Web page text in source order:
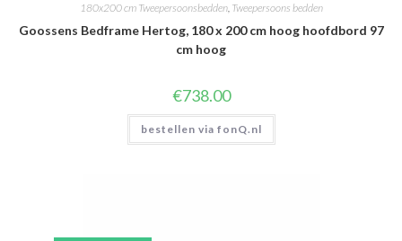
180x200 cm Tweepersoonsbedden, Tweepersoons bedden
Goossens Bedframe Hertog, 180 x 200 cm hoog hoofdbord 97
cm hoog
€738.00
bestellen via fonQ.nl